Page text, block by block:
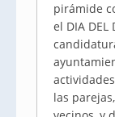
pirámide
el DIA DEL
las